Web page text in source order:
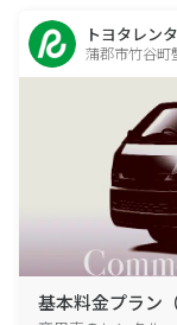
トヨタレン
蒲郡市竹谷町
基本料金プラン（